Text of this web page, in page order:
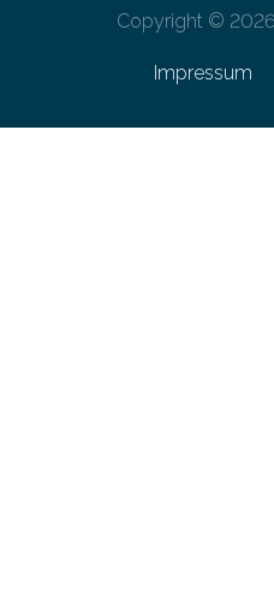
Copyright ©
Impressum